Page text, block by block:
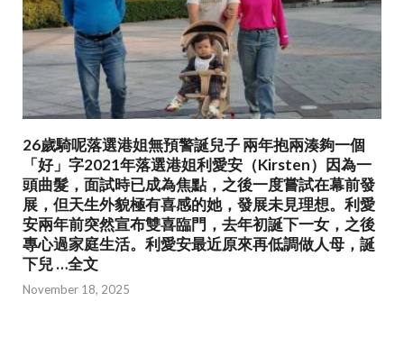
26歲騎呢落選港姐無預警誕兒子 兩年抱兩湊夠一個
「好」字2021年落選港姐利愛安（Kirsten）因為一
頭曲髮，面試時已成為焦點，之後一度嘗試在幕前發
展，但天生外貌極有喜感的她，發展未見理想。利愛
安兩年前突然宣布雙喜臨門，去年初誕下一女，之後
專心過家庭生活。利愛安最近原來再低調做人母，誕
下兒 …全文
November 18, 2025